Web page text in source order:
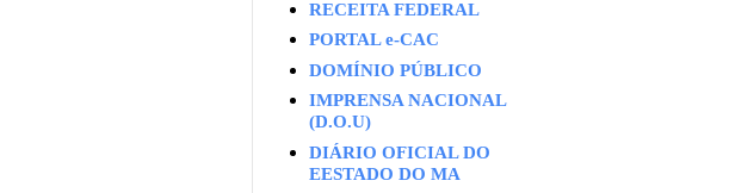
RECEITA FEDERAL
PORTAL e-CAC
DOMÍNIO PÚBLICO
IMPRENSA NACIONAL
(D.O.U)
DIÁRIO OFICIAL DO
EESTADO DO MA